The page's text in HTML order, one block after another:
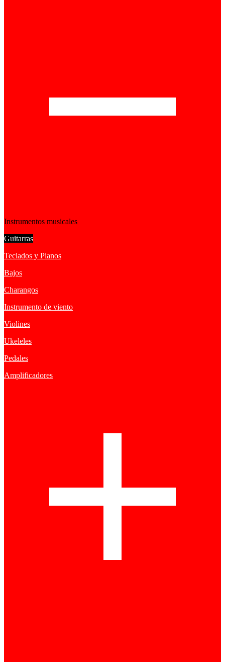
Instrumentos musicales
Guitarras
Teclados y Pianos
Bajos
Charangos
Instrumento de viento
Violines
Ukeleles
Pedales
Amplificadores